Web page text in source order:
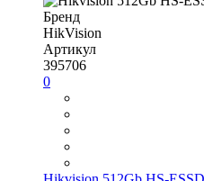
Бренд
HikVision
Артикул
395706
0